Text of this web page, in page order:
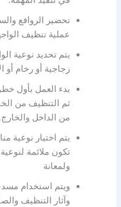
تحضير الروافع
عملية تنظيف
يتم تحديد نوعية
زجاجية أو رخام أو
بدء العمل بأول
ثم التنظيف من
من الداخل والخارج.
يتم اختيار نوعية
تكون ملائمة
ولمعانة
ويتم استخدام
وآثار التنظيف